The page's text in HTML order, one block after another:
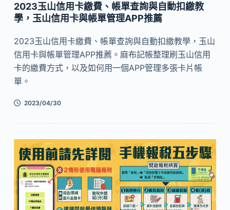
2023玉山信用卡繳費、帳單查詢與自動扣繳教
學，玉山信用卡與帳單管理APP推薦
2023玉山信用卡繳費、帳單查詢與自動扣繳教學，玉山
信用卡與帳單管理APP推薦。麻布記帳整理刷玉山信用
卡的繳費方式，以及如何用一個APP管理多張卡片帳
單。
2023/04/30